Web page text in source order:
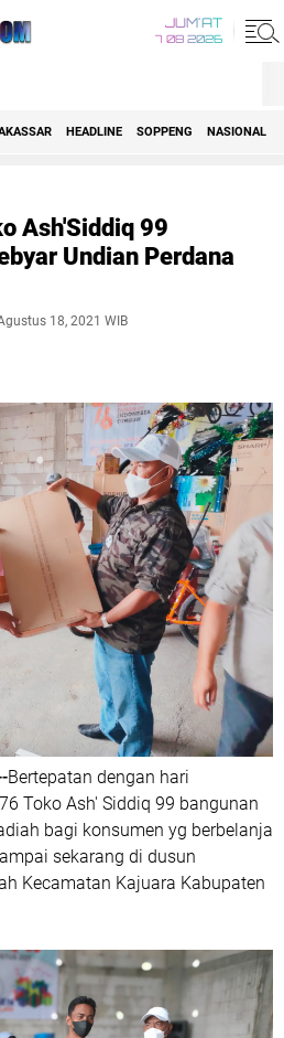
JUM'AT
7 08 2026
HEADLINE SOPPENG NASIONAL
Ash'Siddiq 99
Undian Perdana
18, 2021 WIB
Bertepatan dengan hari
Toko Ash' Siddiq 99 bangunan
bagi konsumen yg berbelanja
sekarang di dusun
Kecamatan Kajuara Kabupaten